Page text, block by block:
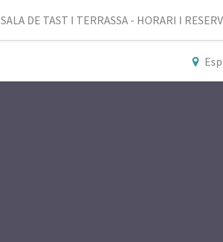
SALA DE TAST I TERRASSA - HORARI I